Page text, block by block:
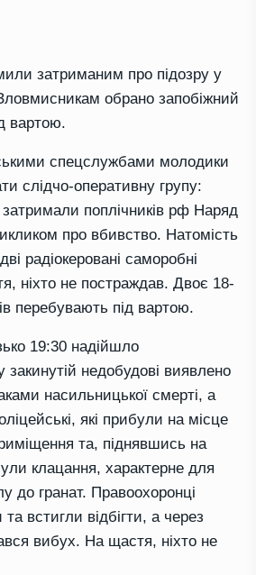
затриманим про підозру у
обрано запобіжний
вартою.
спецслужбами молодики
слідчо-оперативну групу:
поплічників рф Наряд
про вбивство. Натомість
радіокеровані саморобні
ніхто не постраждав. Двоє 18-
перебувають під вартою.
19:30 надійшло
недобудові виявлено
насильницької смерті, а
які прибули на місце
та, піднявшись на
клацання, характерне для
до гранат. Правоохоронці
встигли відбігти, а через
вибух. На щастя, ніхто не